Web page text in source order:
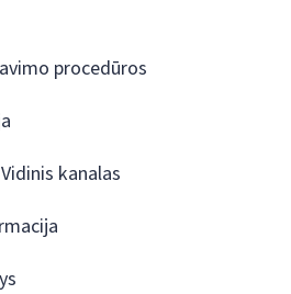
procedūros
kanalas